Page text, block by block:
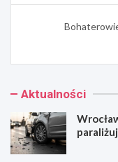
Aktualności